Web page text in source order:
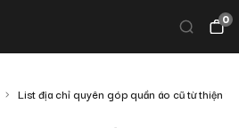
0
List địa chỉ quyên góp quần áo cũ từ thiện tại